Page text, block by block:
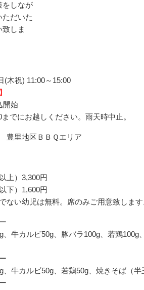
をしなが
だいた
致しま
(木祝) 11:00～15:00
開始
でにお越しください。雨天時中止。
豊里地区ＢＢＱエリア
上）3,300円
下）1,600円
ない幼児は無料。席のみご用意致します
牛カルビ50g、豚バラ100g、若鶏100g
牛カルビ50g、若鶏50g、焼きそば（